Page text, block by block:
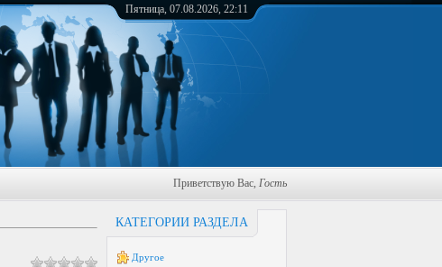
Пятница, 07.08.2026, 22:11
Приветствую Вас, Гость
КАТЕГОРИИ РАЗДЕЛА
Другое